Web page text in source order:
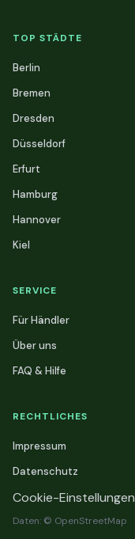
TOP STÄDTE
Berlin
Bremen
Dresden
Düsseldorf
Erfurt
Hamburg
Hannover
Kiel
SERVICE
Für Händler
Über uns
FAQ & Hilfe
RECHTLICHES
Impressum
Datenschutz
Cookie-Einstellungen
Daten: © OpenStreetMap